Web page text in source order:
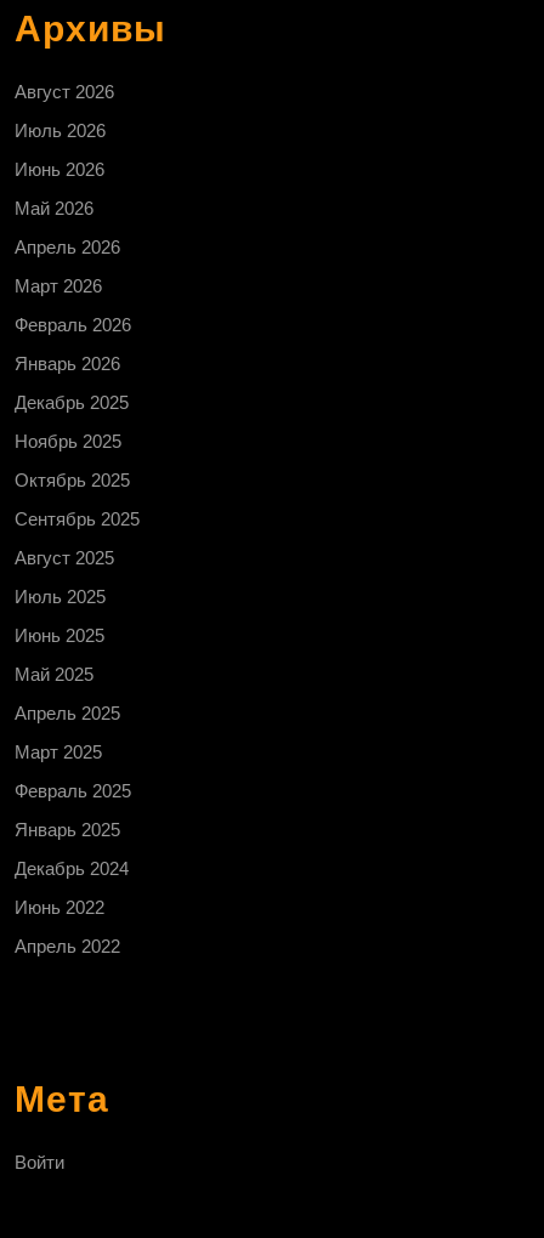
Архивы
Август 2026
Июль 2026
Июнь 2026
Май 2026
Апрель 2026
Март 2026
Февраль 2026
Январь 2026
Декабрь 2025
Ноябрь 2025
Октябрь 2025
Сентябрь 2025
Август 2025
Июль 2025
Июнь 2025
Май 2025
Апрель 2025
Март 2025
Февраль 2025
Январь 2025
Декабрь 2024
Июнь 2022
Апрель 2022
Мета
Войти